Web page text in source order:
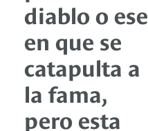
diablo o ese
en que se
catapulta a
la fama,
pero esta